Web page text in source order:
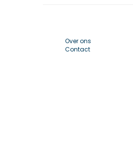
Over ons
Contact